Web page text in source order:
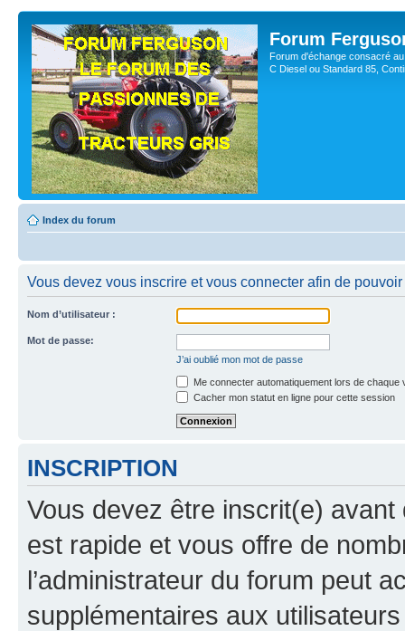
Forum
Forum d'échange consacré
C Diesel ou Standard 85,
Index du forum
Vous devez vous inscrire et vous connecter afin de
Nom d’utilisateur :
Mot de passe:
J’ai oublié mon mot de passe
Me connecter automatiquement lors de chaque
Cacher mon statut en ligne pour cette session
INSCRIPTION
Vous devez être inscrit(e) avant
est rapide et vous offre de
l’administrateur du forum peut
supplémentaires aux